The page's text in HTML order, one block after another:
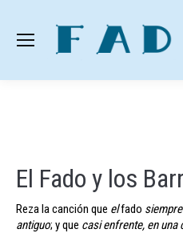
El Fado y los
Reza la canción que elfado
antiguo; y que casi enfrente, en una